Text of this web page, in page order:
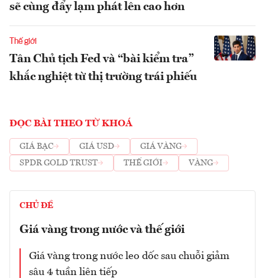
sẽ cùng đẩy lạm phát lên cao hơn
Thế giới
Tân Chủ tịch Fed và “bài kiểm tra”
khắc nghiệt từ thị trường trái phiếu
ĐỌC BÀI THEO TỪ KHOÁ
GIÁ BẠC GIÁ USD
GIÁ VÀNG
SPDR GOLD TRUST
THẾ GIỚI VÀNG
CHỦ ĐỀ
Giá vàng trong nước và thế giới
Giá vàng trong nước leo dốc sau chuỗi giảm
sâu 4 tuần liên tiếp